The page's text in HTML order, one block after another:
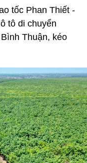
tốc Phan Thiết -
tô di chuyển
Thuận, kéo